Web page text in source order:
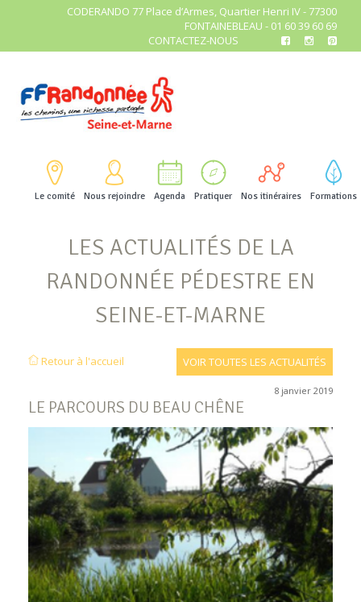
CODERANDO 77 Place d’Armes, Quartier Henri IV - 77300
FONTAINEBLEAU - 01 60 39 60 69
CONTACTEZ-NOUS
Le comité Nous rejoindre Agenda Pratiquer Nos itinéraires Formations
LES ACTUALITÉS DE LA
RANDONNÉE PÉDESTRE EN
SEINE-ET-MARNE
Retour à l'accueil VOIR TOUTES LES ACTUALITÉS
LE PARCOURS DU BEAU CHÊNE
8 janvier 2019